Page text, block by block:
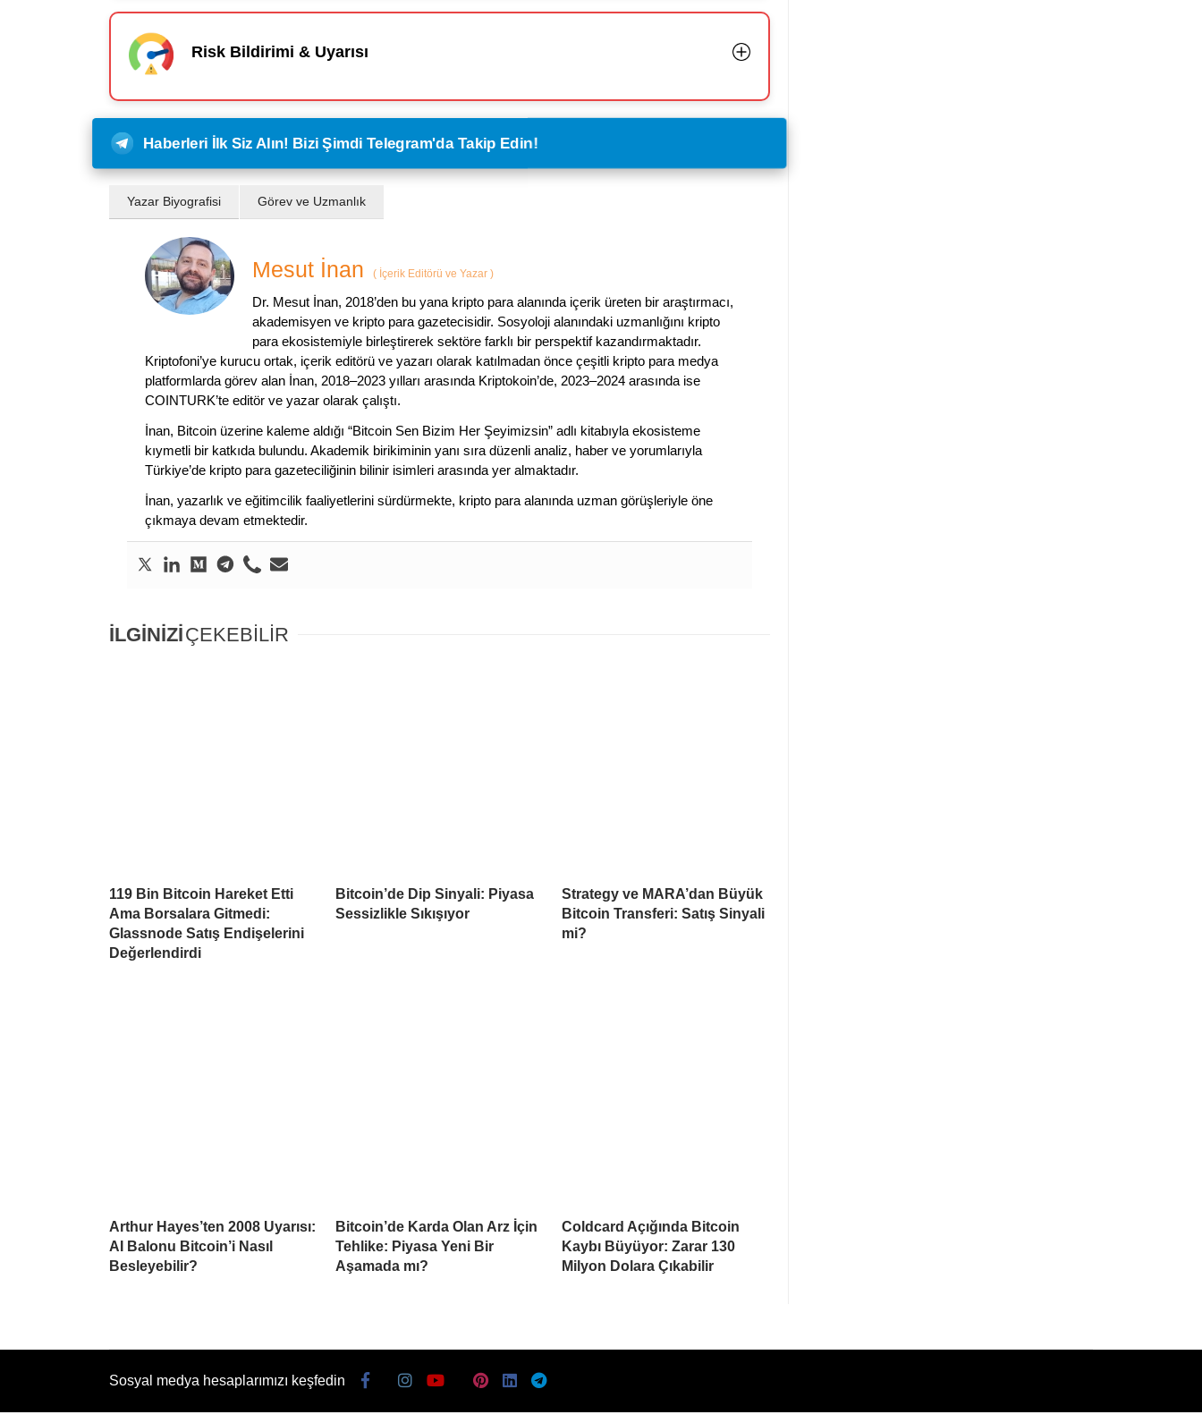
Risk Bildirimi & Uyarısı
Haberleri İlk Siz Alın! Bizi Şimdi Telegram'da Takip Edin!
Yazar Biyografisi Görev ve Uzmanlık
Mesut İnan ( İçerik Editörü ve Yazar )
Dr. Mesut İnan, 2018’den bu yana kripto para alanında içerik üreten bir araştırmacı,
akademisyen ve kripto para gazetecisidir. Sosyoloji alanındaki uzmanlığını kripto
para ekosistemiyle birleştirerek sektöre farklı bir perspektif kazandırmaktadır.
Kriptofoni’ye kurucu ortak, içerik editörü ve yazarı olarak katılmadan önce çeşitli kripto para medya
platformlarda görev alan İnan, 2018–2023 yılları arasında Kriptokoin’de, 2023–2024 arasında ise
COINTURK’te editör ve yazar olarak çalıştı.
İnan, Bitcoin üzerine kaleme aldığı “Bitcoin Sen Bizim Her Şeyimizsin” adlı kitabıyla ekosisteme
kıymetli bir katkıda bulundu. Akademik birikiminin yanı sıra düzenli analiz, haber ve yorumlarıyla
Türkiye’de kripto para gazeteciliğinin bilinir isimleri arasında yer almaktadır.
İnan, yazarlık ve eğitimcilik faaliyetlerini sürdürmekte, kripto para alanında uzman görüşleriyle öne
çıkmaya devam etmektedir.
İLGİNİZİÇEKEBİLİR
119 Bin Bitcoin Hareket Etti
Ama Borsalara Gitmedi:
Glassnode Satış Endişelerini
Değerlendirdi
Bitcoin’de Dip Sinyali: Piyasa
Sessizlikle Sıkışıyor
Strategy ve MARA’dan Büyük
Bitcoin Transferi: Satış Sinyali
mi?
Arthur Hayes’ten 2008 Uyarısı:
AI Balonu Bitcoin’i Nasıl
Besleyebilir?
Bitcoin’de Karda Olan Arz İçin
Tehlike: Piyasa Yeni Bir
Aşamada mı?
Coldcard Açığında Bitcoin
Kaybı Büyüyor: Zarar 130
Milyon Dolara Çıkabilir
Sosyal medya hesaplarımızı keşfedin